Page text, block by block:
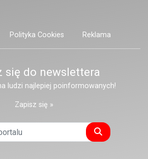
Polityka Cookies Reklama
się do newslettera
ludzi najlepiej poinformowanych!
Zapisz się »
Szukaj